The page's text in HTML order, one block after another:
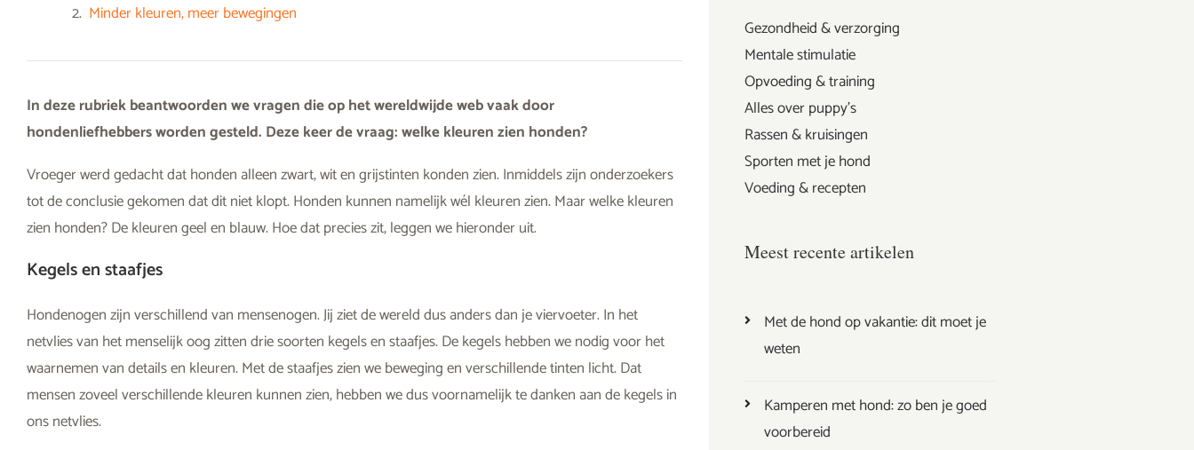
Minder kleuren, meer bewegingen
In deze rubriek beantwoorden we vragen die op het wereldwijde web vaak door
hondenliefhebbers worden gesteld. Deze keer de vraag: welke kleuren zien honden?
Vroeger werd gedacht dat honden alleen zwart, wit en grijstinten konden zien. Inmiddels zijn onderzoekers
tot de conclusie gekomen dat dit niet klopt. Honden kunnen namelijk wél kleuren zien. Maar welke kleuren
zien honden? De kleuren geel en blauw. Hoe dat precies zit, leggen we hieronder uit.
Kegels en staafjes
Hondenogen zijn verschillend van mensenogen. Jij ziet de wereld dus anders dan je viervoeter. In het
netvlies van het menselijk oog zitten drie soorten kegels en staafjes. De kegels hebben we nodig voor het
waarnemen van details en kleuren. Met de staafjes zien we beweging en verschillende tinten licht. Dat
mensen zoveel verschillende kleuren kunnen zien, hebben we dus voornamelijk te danken aan de kegels in
ons netvlies.
Gezondheid & verzorging
Mentale stimulatie
Opvoeding & training
Alles over puppy's
Rassen & kruisingen
Sporten met je hond
Voeding & recepten
Meest recente artikelen
Met de hond op vakantie: dit moet je
weten
Kamperen met hond: zo ben je goed
voorbereid